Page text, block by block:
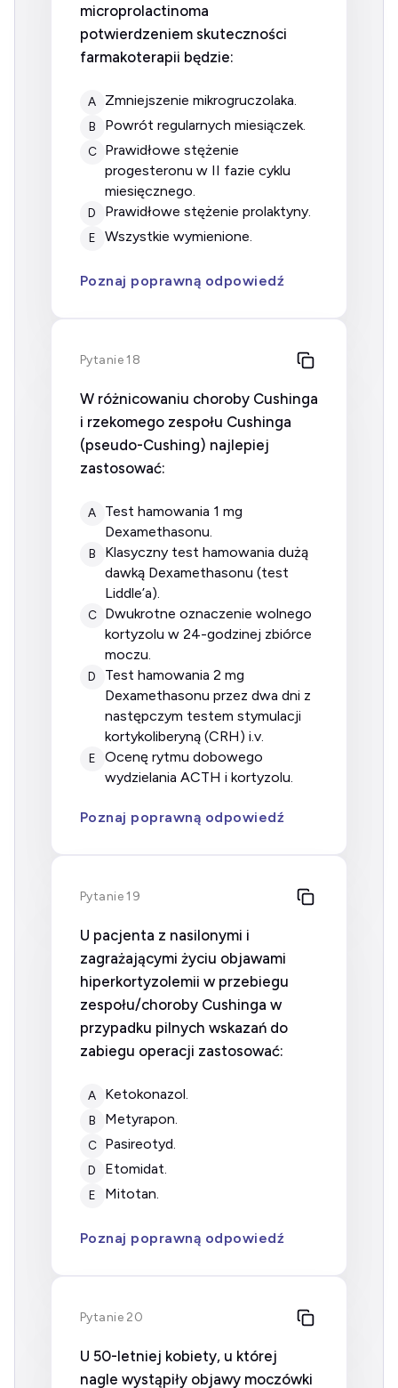
microprolactinoma
potwierdzeniem skuteczności
farmakoterapii będzie:
A zmniejszenie mikrogruczolaka.
B powrót regularnych miesiączek.
C
prawidłowe stężenie
progesteronu w II fazie cyklu
miesięcznego.
D prawidłowe stężenie prolaktyny.
E wszystkie wymienione.
Poznaj poprawną odpowiedź
Pytanie 18
W różnicowaniu choroby Cushinga
i rzekomego zespołu Cushinga
(pseudo-Cushing) najlepiej
zastosować:
A
test hamowania 1 mg
Dexamethasonu.
B
klasyczny test hamowania dużą
dawką Dexamethasonu (test
Liddle’a).
C
dwukrotne oznaczenie wolnego
kortyzolu w 24-godzinej zbiórce
moczu.
D
test hamowania 2 mg
Dexamethasonu przez dwa dni z
następczym testem stymulacji
kortykoliberyną (CRH) i.v.
E
ocenę rytmu dobowego
wydzielania ACTH i kortyzolu.
Poznaj poprawną odpowiedź
Pytanie 19
U pacjenta z nasilonymi i
zagrażającymi życiu objawami
hiperkortyzolemii w przebiegu
zespołu/choroby Cushinga w
przypadku pilnych wskazań do
zabiegu operacji zastosować:
A ketokonazol.
B metyrapon.
C pasireotyd.
D etomidat.
E mitotan.
Poznaj poprawną odpowiedź
Pytanie 20
U 50-letniej kobiety, u której
nagle wystąpiły objawy moczówki